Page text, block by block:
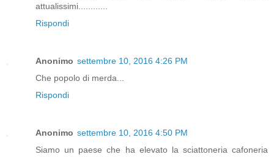
attualissimi............
Rispondi
Anonimo settembre 10, 2016 4:26 PM
Che popolo di merda...
Rispondi
Anonimo settembre 10, 2016 4:50 PM
Siamo un paese che ha elevato la sciattoneria cafoneria